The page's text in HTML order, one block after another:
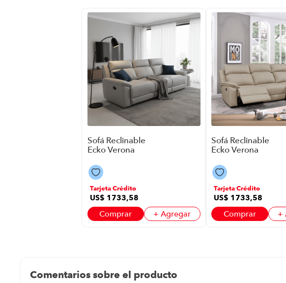
Sofá Reclinable
Ecko Verona
Asientos Color
Gris
Tarjeta Crédito
US$ 1733,58
Comprar + Agregar
Sofá Reclinable
Ecko Verona
Asientos Color
Beige
Tarjeta Crédito
US$ 1733,58
Comprar +
Comentarios sobre el producto